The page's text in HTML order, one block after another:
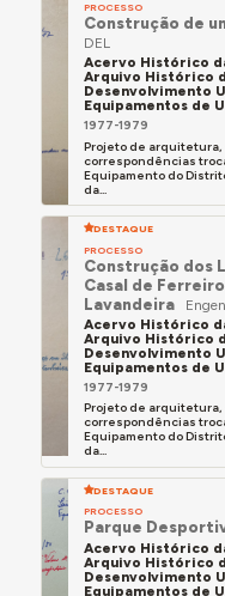
PROCESSO
Construção de
DEL
Acervo Histórico
Arquivo Histórico
Desenvolvimento
Equipamentos de
1977-1979
Projeto de
correspondências
Equipamento do
da...
DESTAQUE
PROCESSO
Construção dos
Casal de
Lavandeira
Acervo Histórico
Arquivo Histórico
Desenvolvimento
Equipamentos de
1977-1979
Projeto de arquitetura,
correspondências
Equipamento do
da...
DESTAQUE
PROCESSO
Parque
Acervo Histórico
Arquivo Histórico
Desenvolvimento
Equipamentos de